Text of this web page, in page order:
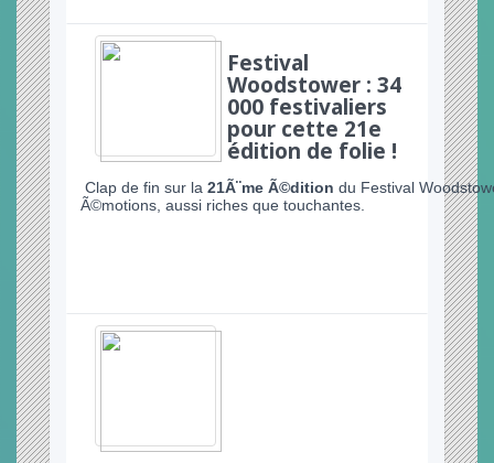
Festival
Woodstower : 34
000 festivaliers
pour cette 21e
édition de folie !
Clap de fin sur la 21Ã¨me Ã©dition du Festival
Ã©motions, aussi riches que touchantes.